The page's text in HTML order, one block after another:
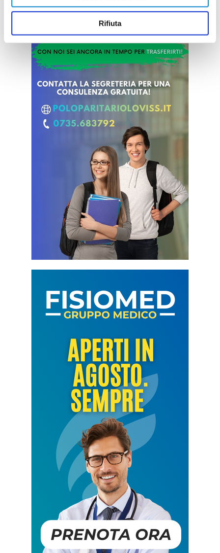
Rifiuta